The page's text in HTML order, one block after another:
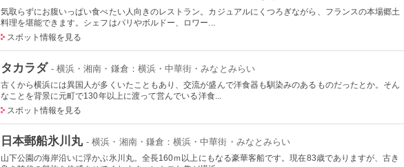
気取らずにお腹いっぱい食べたい人向きのレストラン。カジュアルにくつろぎながら、フランスの本場郷土
料理を堪能できます。シェフはパリやボルドー、ロワー...
スポット情報を見る
タカラダ - 横浜・湘南・鎌倉：横浜・中華街・みなとみらい
古くから横浜には異国人が多くいたこともあり、交流が盛んで洋食器も馴染みのあるものだったとか。そん
なことを背景に元町で130年以上に渡って営んでいる洋食...
スポット情報を見る
日本郵船氷川丸 - 横浜・湘南・鎌倉：横浜・中華街・みなとみらい
山下公園の海岸沿いに浮かぶ氷川丸。全長160ｍ以上にもなる豪華客船です。現在83歳でありますが、古き